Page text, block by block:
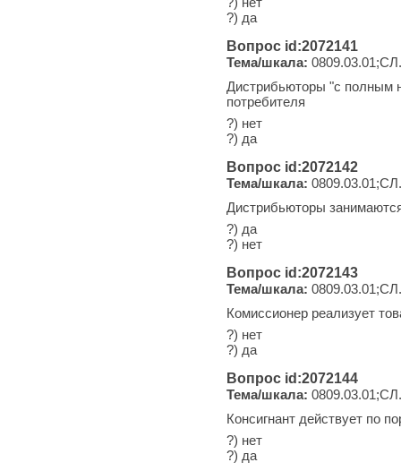
?) да
Вопрос id:2072141
Тема/шкала:
Дистрибьюторы "с полным
потребителя
?) нет
?) да
Вопрос id:2072142
Тема/шкала:
Дистрибьюторы
?) да
?) нет
Вопрос id:2072143
Тема/шкала:
Комиссионер реализует
?) нет
?) да
Вопрос id:2072144
Тема/шкала:
Консигнант действует по
?) нет
?) да